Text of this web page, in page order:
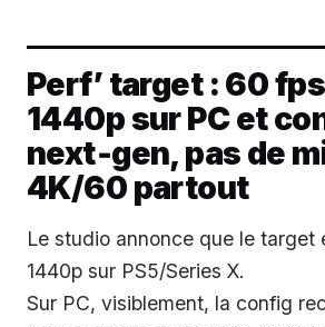
Perf’ target : 60
1440p sur PC et
next‑gen, pas de
4K/60 partout
Le studio annonce que le target
1440p sur PS5/Series X.
Sur PC, visiblement, la config